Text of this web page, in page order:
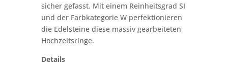
sicher gefasst. Mit einem Reinheitsgrad SI
und der Farbkategorie W perfektionieren
die Edelsteine diese massiv gearbeiteten
Hochzeitsringe.
Details